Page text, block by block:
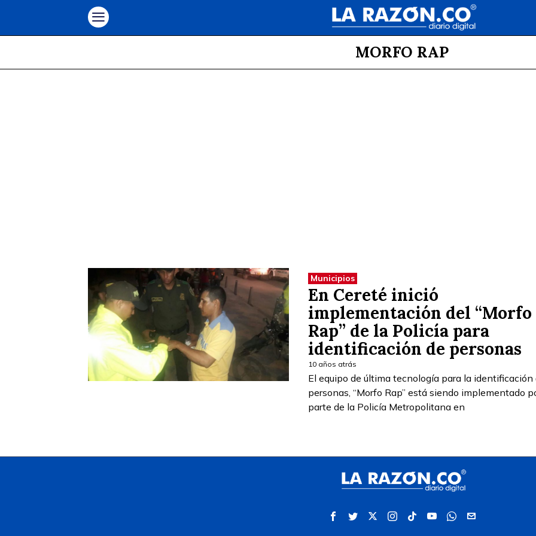
MORFO RAP
Municipios
En Cereté inició
implementación del “Morfo
Rap” de la Policía para
identificación de personas
10 años atrás
El equipo de última tecnología para la identificación
personas, “Morfo Rap” está siendo implementado
parte de la Policía Metropolitana en